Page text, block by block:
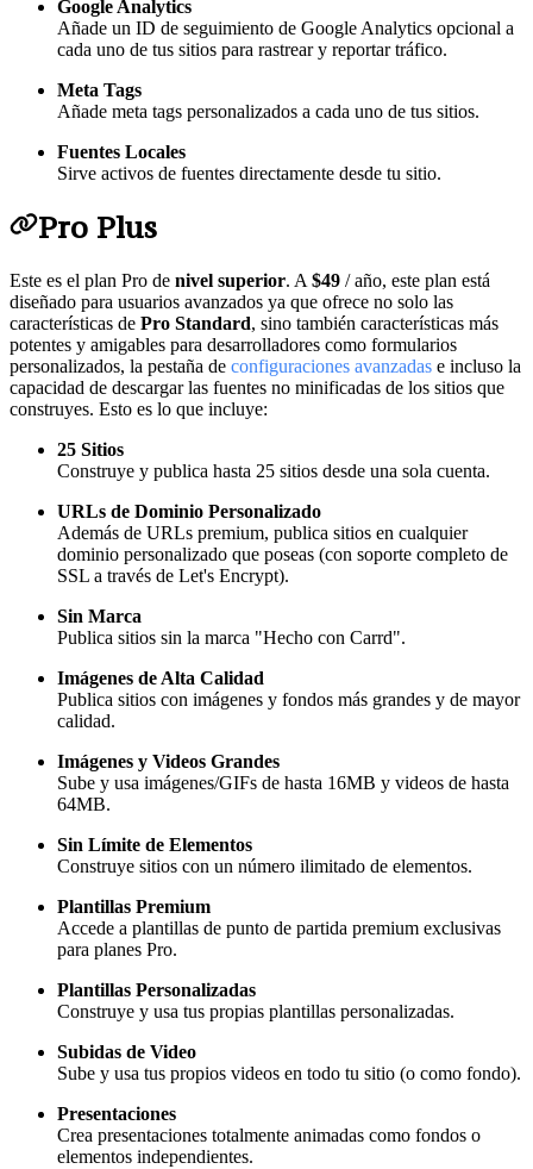
Google Analytics
Añade un ID de seguimiento de Google Analytics opcional a
cada uno de tus sitios para rastrear y reportar tráfico.
Meta Tags
Añade meta tags personalizados a cada uno de tus sitios.
Fuentes Locales
Sirve activos de fuentes directamente desde tu sitio.
Pro Plus
Este es el plan Pro de nivel superior. A $49 / año, este plan está
diseñado para usuarios avanzados ya que ofrece no solo las
características de Pro Standard, sino también características más
potentes y amigables para desarrolladores como formularios
personalizados, la pestaña de configuraciones avanzadas e incluso la
capacidad de descargar las fuentes no minificadas de los sitios que
construyes. Esto es lo que incluye:
25 Sitios
Construye y publica hasta 25 sitios desde una sola cuenta.
URLs de Dominio Personalizado
Además de URLs premium, publica sitios en cualquier
dominio personalizado que poseas (con soporte completo de
SSL a través de Let's Encrypt).
Sin Marca
Publica sitios sin la marca "Hecho con Carrd".
Imágenes de Alta Calidad
Publica sitios con imágenes y fondos más grandes y de mayor
calidad.
Imágenes y Videos Grandes
Sube y usa imágenes/GIFs de hasta 16MB y videos de hasta
64MB.
Sin Límite de Elementos
Construye sitios con un número ilimitado de elementos.
Plantillas Premium
Accede a plantillas de punto de partida premium exclusivas
para planes Pro.
Plantillas Personalizadas
Construye y usa tus propias plantillas personalizadas.
Subidas de Video
Sube y usa tus propios videos en todo tu sitio (o como fondo).
Presentaciones
Crea presentaciones totalmente animadas como fondos o
elementos independientes.